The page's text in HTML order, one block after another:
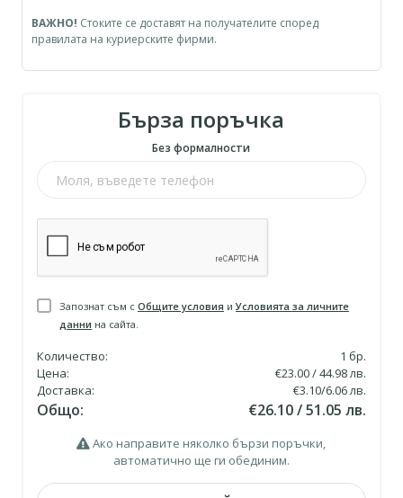
Бърза поръчка
Без формалности
Запознат съм с Общите условия иУсловията за личните
данни на сайта.
Количество: 1 бр.
Цена:
€23.00 / 44.98 лв.
Доставка:
€3.10/6.06 лв.
Общо: €26.10 / 51.05 лв.
Ако направите няколко бързи поръчки,
автоматично ще ги обединим.
ВАЖНО! Стоките се доставят на получателите според
правилата на куриерските фирми.